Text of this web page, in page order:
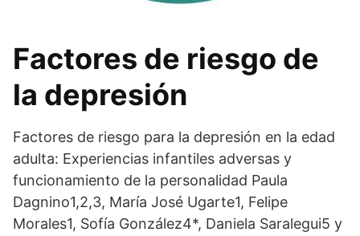
Factores de riesgo de
la depresión
Factores de riesgo para la depresión en la edad
adulta: Experiencias infantiles adversas y
funcionamiento de la personalidad Paula
Dagnino1,2,3, María José Ugarte1, Felipe
Morales1, Sofía González4*, Daniela Saralegui5 y